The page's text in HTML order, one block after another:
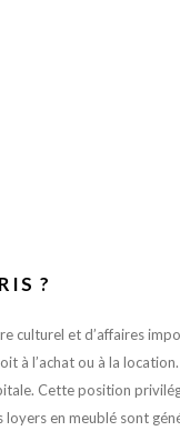
?
culturel et d’affaires
à l’achat ou à la
Cette position
en meublé sont